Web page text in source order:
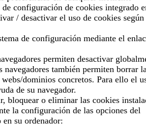
configuración de cookies integrado
/ desactivar el uso de cookies según
de configuración mediante el
permiten desactivar
navegadores también permiten borrar
webs/dominios concretos. Para ello el
de su navegador.
bloquear o eliminar las cookies
la configuración de las opciones del
su ordenador: